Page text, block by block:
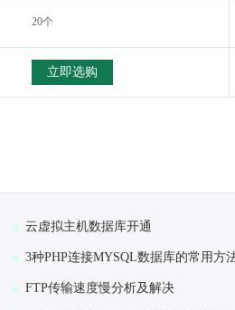
20个
立即选购
云虚拟主机数据库开通
3种PHP连接MYSQL数据库的常用方
FTP传输速度慢分析及解决